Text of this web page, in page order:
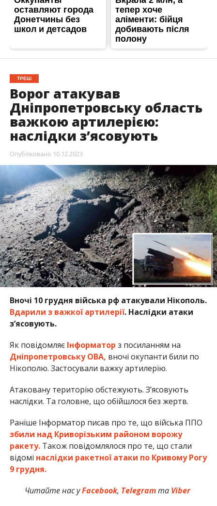
ТРЕШ
Ворог атакував
Дніпропетровську область
важкою артилерією:
наслідки з’ясовують
Опубліковано 10.12.2023
Вночі 10 грудня війська рф атакували Нікополь.
Вдарили з важкої артилерії. Наслідки атаки
з’ясовують.
Як повідомляє Інформатор з посиланням на
Дніпропетровську ОВА, вночі окупанти били по
Нікополю. Застосували важку артилерію.
Атаковану територію обстежують. З’ясовують
наслідки. Та головне, що обійшлося без жертв.
Раніше Інформатор писав про те, що війська ППО
збили над Криворізьким районом ворожу
ракету.Також повідомлялося про те, що стали
відомі наслідки ракетної атаки по Кривому Рогу
9 грудня.
Читайте нас уFacebook, Telegramта Viber